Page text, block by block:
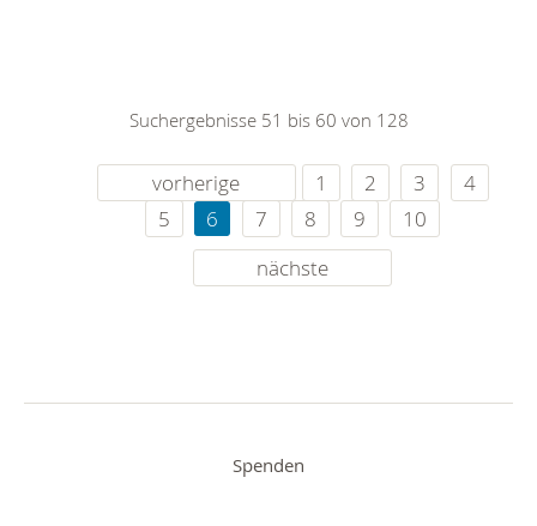
Suchergebnisse 51 bis 60 von 128
vorherige 1 2 3
4
5
6 7 8 9
10
nächste
Spenden